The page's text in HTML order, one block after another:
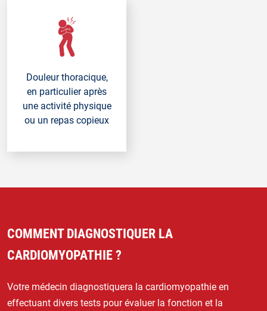
Douleur thoracique,
en particulier après
une activité physique
ou un repas copieux
COMMENT DIAGNOSTIQUER LA
CARDIOMYOPATHIE ?
Votre médecin diagnostiquera la cardiomyopathie en
effectuant divers tests pour évaluer la fonction et la